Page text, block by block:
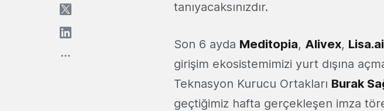
tanıyacaksınızdır.
Son 6 ayda Meditopia, Alivex,
girişim ekosistemimizi yurt dışına
Teknasyon Kurucu Ortakları Burak
geçtiğimiz hafta gerçekleşen imza